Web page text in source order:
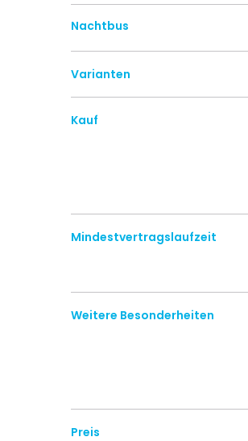
Nachtbus
Varianten
Kauf
Mindestvertragslaufzeit
Weitere Besonderheiten
Preis